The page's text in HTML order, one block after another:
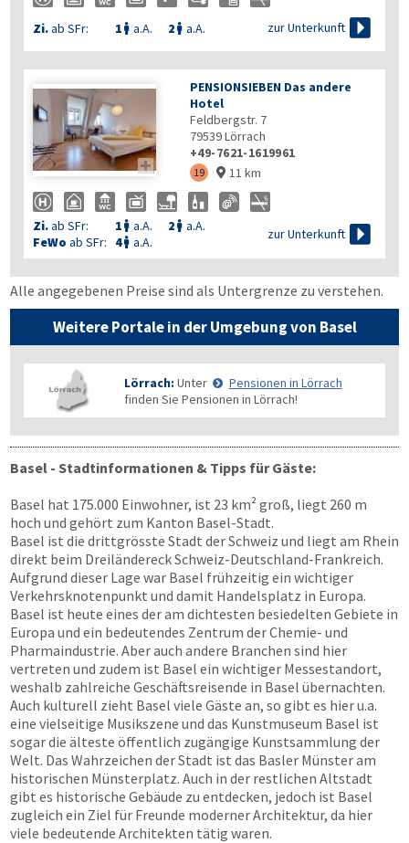
Zi.ab SFr: 1  a.A. 2  a.A. zur Unterkunft 

PENSIONSIEBEN Das andere
Hotel
Feldbergstr. 7
79539Lörrach
+49-7621-1619961
19  11 km
Zi.ab SFr: 1  a.A. 2  a.A.
FeWo ab SFr: 4 a.A.
zur Unterkunft 
Alle angegebenen Preise sind als Untergrenze zu verstehen.
Weitere Portale in der Umgebung von Basel
Lörrach: Unter
Pensionen in Lörrach
finden Sie Pensionen in Lörrach!
Basel - Stadtinformationen & Tipps für Gäste:
Basel hat 175.000 Einwohner, ist 23 km² groß, liegt 260 m
hoch und gehört zum Kanton Basel-Stadt.
Basel ist die drittgrösste Stadt der Schweiz und liegt am Rhein
direkt beim Dreiländereck Schweiz-Deutschland-Frankreich.
Aufgrund dieser Lage war Basel frühzeitig ein wichtiger
Verkehrsknotenpunkt und damit Handelsplatz in Europa.
Basel ist heute eines der am dichtesten besiedelten Gebiete in
Europa und ein bedeutendes Zentrum der Chemie- und
Pharmaindustrie. Aber auch andere Branchen sind hier
vertreten und zudem ist Basel ein wichtiger Messestandort,
weshalb zahlreiche Geschäftsreisende in Basel übernachten.
Auch kulturell zieht Basel viele Gäste an, so gibt es hier u.a.
eine vielseitige Musikszene und das Kunstmuseum Basel ist
sogar die älteste öffentlich zugängige Kunstsammlung der
Welt. Das Wahrzeichen der Stadt ist das Basler Münster am
historischen Münsterplatz. Auch in der restlichen Altstadt
gibt es historische Gebäude zu entdecken, jedoch ist Basel
zugleich ein Ziel für Freunde moderner Architektur, da hier
viele bedeutende Architekten tätig waren.